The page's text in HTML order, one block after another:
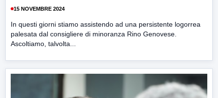
15 NOVEMBRE 2024
In questi giorni stiamo assistendo ad una persistente logorrea
palesata dal consigliere di minoranza Rino Genovese.
Ascoltiamo, talvolta...